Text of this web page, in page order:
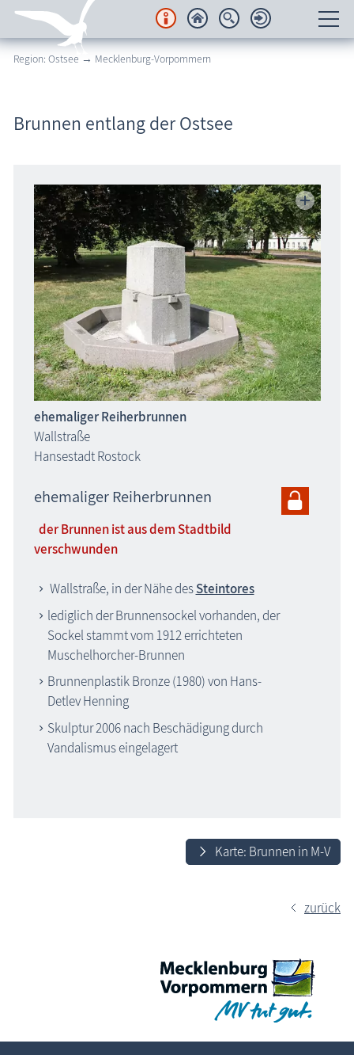
Unterkünfte
Karten
Freizeit
Wissenswertes
Veranstaltungen
Blog
Region: Ostsee → Mecklenburg-Vorpommern
Brunnen entlang der Ostsee
ehemaliger Reiherbrunnen
Wallstraße
Hansestadt Rostock
ehemaliger Reiherbrunnen
der Brunnen ist aus dem Stadtbild
verschwunden
Wallstraße, in der Nähe desSteintores
lediglich der Brunnensockel vorhanden, der
Sockel stammt vom 1912 errichteten
Muschelhorcher-Brunnen
Brunnenplastik Bronze (1980) von Hans-
Detlev Henning
Skulptur 2006 nach Beschädigung durch
Vandalismus eingelagert
Karte: Brunnen in M-V
zurück